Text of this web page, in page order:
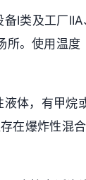
I类及工厂IIA
所。使用温度
体，有甲烷
在爆炸性混